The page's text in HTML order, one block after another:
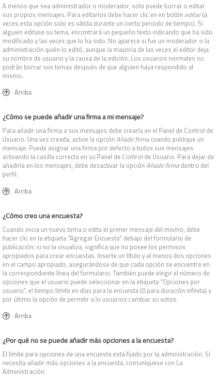
A menos que sea administrador o moderador, solo puede borrar o editar
sus propios mensajes. Para editarlos debe hacer clic en en botón editar(a
veces esta opción solo es válida durante un cierto periodo de tiempo). Si
alguien editase su tema, encontrará un pequeño texto indicando que ha sido
modificado y las veces que lo ha sido. No aparece si fue un moderador o la
administración quién lo editó, aunque la mayoría de las veces el editor deja
su nombre de usuario y la causa de la edición. Los usuarios normales no
podrán borrar sus temas después de que alguien haya respondido al
mismo.
Arriba
¿Cómo se puede añadir una firma a mi mensaje?
Para añadir una firma a sus mensajes debe crearla en el Panel de Control de
Usuario. Una vez creada, active la opción Añadir firma cuando publique un
mensaje. Puede asignar una firma por defecto a todos sus mensajes
activando la casilla correcta en su Panel de Control de Usuario. Para dejar de
añadirla en los mensajes, debe desactivar la opción Añadir firma dentro del
perfil.
Arriba
¿Cómo creo una encuesta?
Cuando inicia un nuevo tema o edita el primer mensaje del mismo, debe
hacer clic en la etiqueta "Agregar Encuesta" debajo del formulario de
publicación; si no la visualiza, significa que no posee los permisos
apropiados para crear encuestas. Inserte un título y al menos dos opciones
en el campo apropiado, asegurándose de que cada opción se encuentre en
la correspondiente línea del formulario. También puede elegir el número de
opciones que el usuario puede seleccionar en la etiqueta "Opciones por
usuario", el tiempo límite en días para la encuesta (0 para duración infinita) y
por último la opción de permitir a lo usuarios cambiar su votos.
Arriba
¿Por qué no se puede añadir más opciones a la encuesta?
El límite para opciones de una encuesta está fijado por la administración. Si
necesita añadir más opciones a la encuesta, comuníquese con La
Administración.